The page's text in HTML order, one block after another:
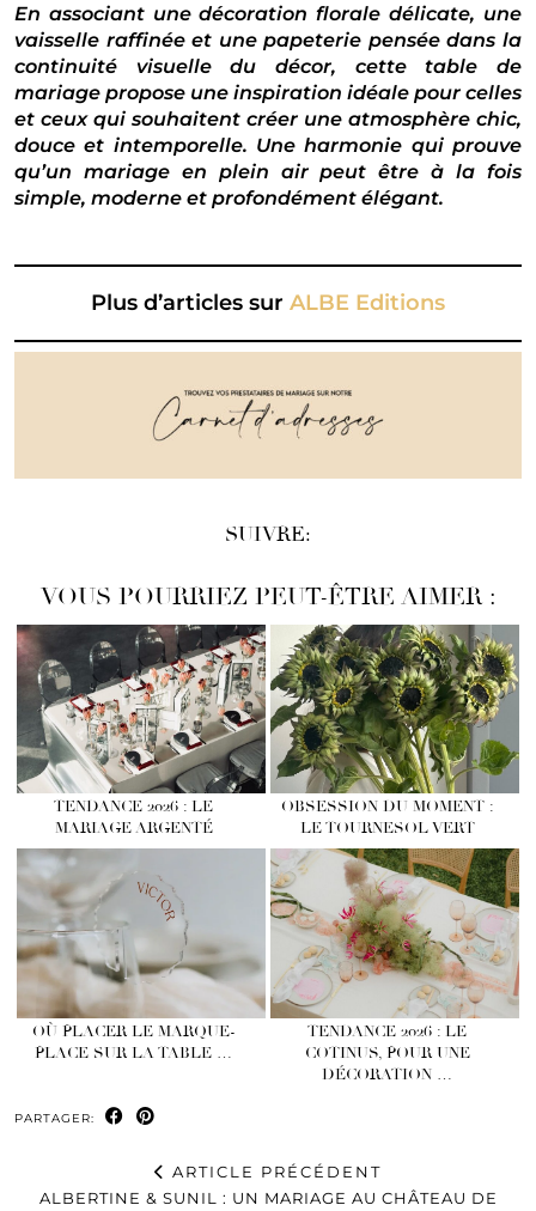
En associant une décoration florale délicate, une
vaisselle raffinée et une papeterie pensée dans la
continuité visuelle du décor, cette table de
mariage propose une inspiration idéale pour celles
et ceux qui souhaitent créer une atmosphère chic,
douce et intemporelle. Une harmonie qui prouve
qu’un mariage en plein air peut être à la fois
simple, moderne et profondément élégant.
Plus d’articles sur ALBE Editions
SUIVRE:
VOUS POURRIEZ PEUT-ÊTRE AIMER :
TENDANCE 2026 : LE
MARIAGE ARGENTÉ
OBSESSION DU MOMENT :
LE TOURNESOL VERT
OÙ PLACER LE MARQUE-
PLACE SUR LA TABLE …
TENDANCE 2026 : LE
COTINUS, POUR UNE
DÉCORATION …
PARTAGER:
ARTICLE PRÉCÉDENT
ALBERTINE & SUNIL : UN MARIAGE AU CHÂTEAU DE